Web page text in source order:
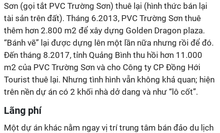
Sơn (gọi tắt PVC Trường Sơn) thuê lại (hình thức bán lại
tài sản trên đất). Tháng 6.2013, PVC Trường Sơn thuê
thêm hơn 2.800 m2 để xây dựng Golden Dragon plaza.
“Bánh vẽ” lại được dựng lên một lần nữa nhưng rồi để đó.
Đến tháng 8.2017, tỉnh Quảng Bình thu hồi hơn 11.000
m2 của PVC Trường Sơn và cho Công ty CP Đồng Hới
Tourist thuê lại. Nhưng tình hình vẫn không khả quan; hiện
trên nền dự án có 2 khối nhà dở dang và như “lô cốt”.
Lãng phí
Một dự án khác nằm ngay vị trí trung tâm bán đảo du lịch